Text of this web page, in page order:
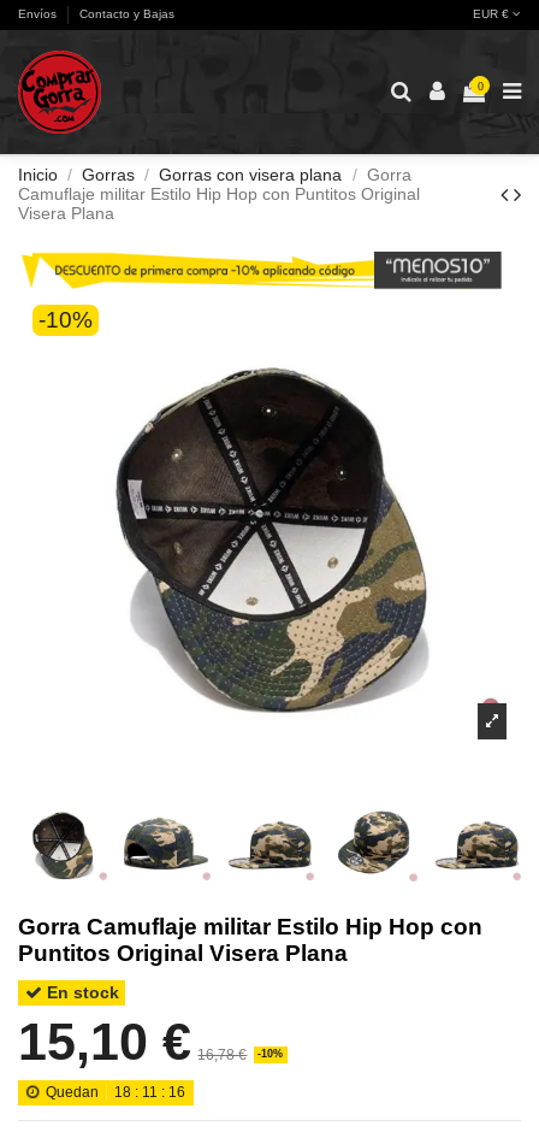
Envíos Contacto y Bajas EUR €
0
Inicio Gorras Gorras con visera plana
Gorra
Camuflaje militar Estilo Hip Hop con Puntitos Original
Visera Plana
-10%
Gorra Camuflaje militar Estilo Hip Hop con
Puntitos Original Visera Plana
En stock
15,10 € 16,78 € -10%
Quedan 18 : 11 : 15